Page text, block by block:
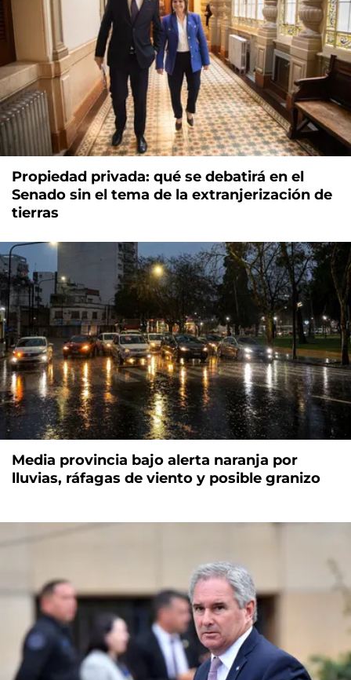
Propiedad privada: qué se debatirá en el
Senado sin el tema de la extranjerización de
tierras
Media provincia bajo alerta naranja por
lluvias, ráfagas de viento y posible granizo